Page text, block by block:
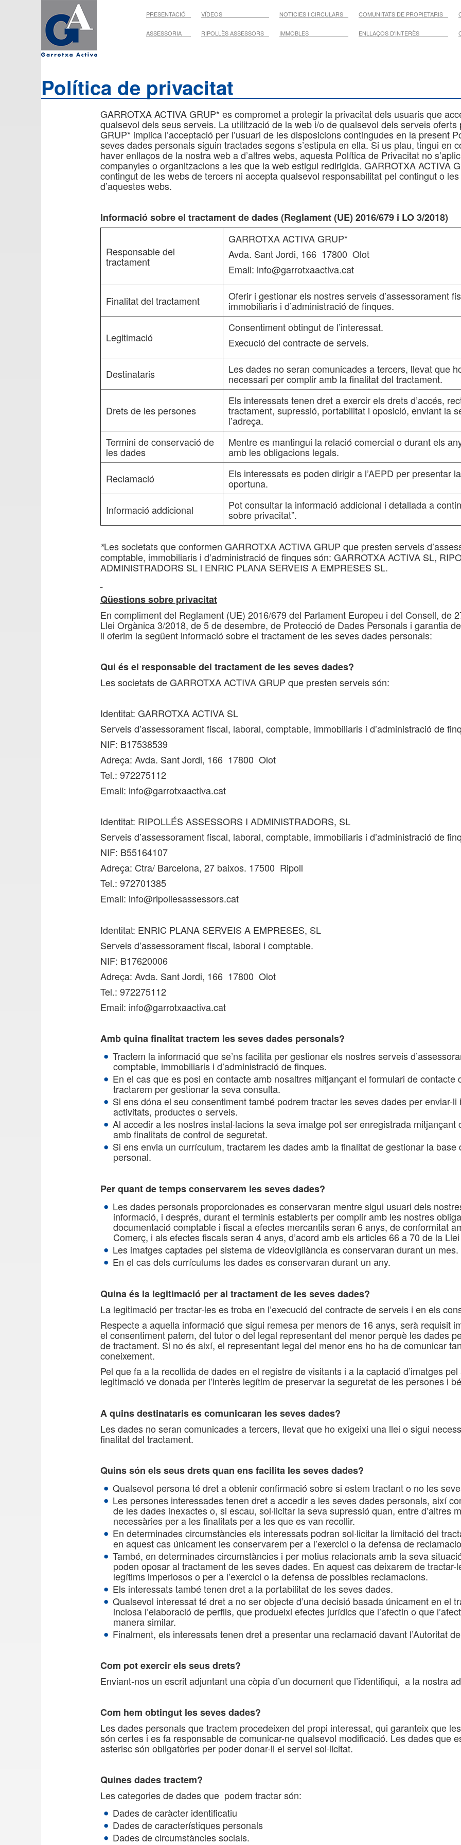
PRESENTACIÓ
ASSESSORIA
VÍDEOS
RIPOLLÈS ASSESSORS
NOTICIES I CIRCULARS
IMMOBLES
COMUNITATS DE PROPIETARIS
ENLLAÇOS D'INTERÈS
Política de privacitat
GARROTXA ACTIVA GRUP* es compromet a protegir la privacitat dels usuaris que
qualsevol dels seus serveis. La utilització de la web i/o de qualsevol dels serveis oferts
GRUP* implica l’acceptació per l’usuari de les disposicions contingudes en la present
seves dades personals siguin tractades segons s’estipula en ella. Si us plau, tingui en
haver enllaços de la nostra web a d’altres webs, aquesta Política de Privacitat no
companyies o organitzacions a les que la web estigui redirigida. GARROTXA ACTIVA
contingut de les webs de tercers ni accepta qualsevol responsabilitat pel contingut o
d’aquestes webs.
Informació sobre el tractament de dades (Reglament (UE) 2016/679 i LO 3/2018)
Responsable del
tractament
GARROTXA ACTIVA GRUP*
Avda. Sant Jordi, 166 17800 Olot
Email: info@garrotxaactiva.cat
Finalitat del tractament Oferir i gestionar els nostres serveis d’assessorament
immobiliaris i d’administració de finques.
Legitimació
Consentiment obtingut de l’interessat.
Execució del contracte de serveis.
Destinataris Les dades no seran comunicades a tercers, llevat que
necessari per complir amb la finalitat del tractament.
Drets de les persones
Els interessats tenen dret a exercir els drets d’accés,
tractament, supressió, portabilitat i oposició, enviant la
l’adreça.
Termini de conservació de
les dades
Mentre es mantingui la relació comercial o durant els
amb les obligacions legals.
Reclamació
Els interessats es poden dirigir a l’AEPD per presentar
oportuna.
Informació addicional
Pot consultar la informació addicional i detallada a
sobre privacitat”.
*Les societats que conformen GARROTXA ACTIVA GRUP que presten serveis
comptable, immobiliaris i d’administració de finques són: GARROTXA ACTIVA SL,
ADMINISTRADORS SL i ENRIC PLANA SERVEIS A EMPRESES SL.
Qüestions sobre privacitat
En compliment del Reglament (UE) 2016/679 del Parlament Europeu i del Consell, de
Llei Orgànica 3/2018, de 5 de desembre, de Protecció de Dades Personals i garantia
li oferim la següent informació sobre el tractament de les seves dades personals:
Qui és el responsable del tractament de les seves dades?
Les societats de GARROTXA ACTIVA GRUP que presten serveis són:
Identitat: GARROTXA ACTIVA SL
Serveis d’assessorament fiscal, laboral, comptable, immobiliaris i d’administració de
NIF: B17538539
Adreça: Avda. Sant Jordi, 166 17800 Olot
Tel.: 972275112
Email: info@garrotxaactiva.cat
Identitat: RIPOLLÉS ASSESSORS I ADMINISTRADORS, SL
Serveis d’assessorament fiscal, laboral, comptable, immobiliaris i d’administració de
NIF: B55164107
Adreça: Ctra/ Barcelona, 27 baixos. 17500 Ripoll
Tel.: 972701385
Email: info@ripollesassessors.cat
Identitat: ENRIC PLANA SERVEIS A EMPRESES, SL
Serveis d’assessorament fiscal, laboral i comptable.
NIF: B17620006
Adreça: Avda. Sant Jordi, 166 17800 Olot
Tel.: 972275112
Email: info@garrotxaactiva.cat
Amb quina finalitat tractem les seves dades personals?
Tractem la informació que se’ns facilita per gestionar els nostres serveis
comptable, immobiliaris i d’administració de finques.
En el cas que es posi en contacte amb nosaltres mitjançant el formulari de contacte
tractarem per gestionar la seva consulta.
Si ens dóna el seu consentiment també podrem tractar les seves dades per enviar-
activitats, productes o serveis.
Al accedir a les nostres instal·lacions la seva imatge pot ser enregistrada
amb finalitats de control de seguretat.
Si ens envia un currículum, tractarem les dades amb la finalitat de gestionar la base
personal.
Per quant de temps conservarem les seves dades?
Les dades personals proporcionades es conservaran mentre sigui usuari dels
informació, i després, durant el terminis establerts per complir amb les nostres
documentació comptable i fiscal a efectes mercantils seran 6 anys, de conformitat
Comerç, i als efectes fiscals seran 4 anys, d’acord amb els articles 66 a 70 de la
Les imatges captades pel sistema de videovigilància es conservaran durant un mes.
En el cas dels currículums les dades es conservaran durant un any.
Quina és la legitimació per al tractament de les seves dades?
La legitimació per tractar-les es troba en l’execució del contracte de serveis i en els
Respecte a aquella informació que sigui remesa per menors de 16 anys, serà requisit
el consentiment patern, del tutor o del legal representant del menor perquè les dades
de tractament. Si no és així, el representant legal del menor ens ho ha de comunicar
coneixement.
Pel que fa a la recollida de dades en el registre de visitants i a la captació d’imatges
legitimació ve donada per l’interès legítim de preservar la seguretat de les persones i
A quins destinataris es comunicaran les seves dades?
Les dades no seran comunicades a tercers, llevat que ho exigeixi una llei o sigui
finalitat del tractament.
Quins són els seus drets quan ens facilita les seves dades?
Qualsevol persona té dret a obtenir confirmació sobre si estem tractant o no les
Les persones interessades tenen dret a accedir a les seves dades personals, així
de les dades inexactes o, si escau, sol·licitar la seva supressió quan, entre d’altres
necessàries per a les finalitats per a les que es van recollir.
En determinades circumstàncies els interessats podran sol·licitar la limitació del
en aquest cas únicament les conservarem per a l’exercici o la defensa de
També, en determinades circumstàncies i per motius relacionats amb la seva
poden oposar al tractament de les seves dades. En aquest cas deixarem de tractar-
legítims imperiosos o per a l’exercici o la defensa de possibles reclamacions.
Els interessats també tenen dret a la portabilitat de les seves dades.
Qualsevol interessat té dret a no ser objecte d’una decisió basada únicament en el
inclosa l’elaboració de perfils, que produeixi efectes jurídics que l’afectin o que
manera similar.
Finalment, els interessats tenen dret a presentar una reclamació davant l’Autoritat
Com pot exercir els seus drets?
Enviant-nos un escrit adjuntant una còpia d’un document que l’identifiqui, a la nostra
Com hem obtingut les seves dades?
Les dades personals que tractem procedeixen del propi interessat, qui garanteix que
són certes i es fa responsable de comunicar-ne qualsevol modificació. Les dades que
asterisc són obligatòries per poder donar-li el servei sol·licitat.
Quines dades tractem?
Les categories de dades que podem tractar són:
Dades de caràcter identificatiu
Dades de característiques personals
Dades de circumstàncies socials.